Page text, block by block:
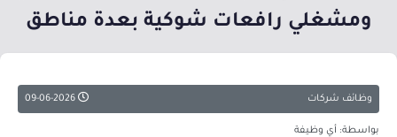
ومشغلي رافعات شوكية بعدة مناطق
وظائف شركات
بواسطة: أي وظيفة